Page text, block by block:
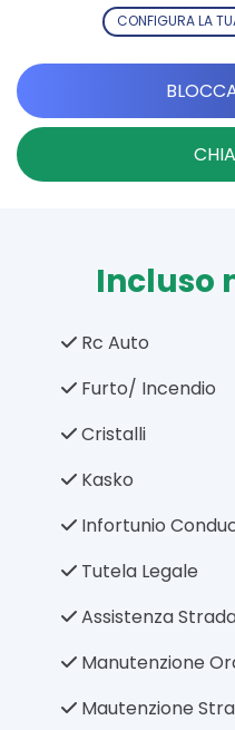
CONFIGURA LA
Incluso
Rc Auto
Furto/ Incendio
Cristalli
Kasko
Infortunio
Tutela Legale
Assistenza
Manutenzione
Mautenzione